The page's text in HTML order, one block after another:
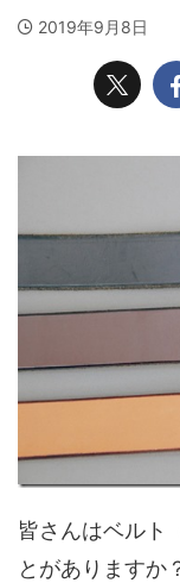
2019年9月8日
皆さんはベルト
とがありますか